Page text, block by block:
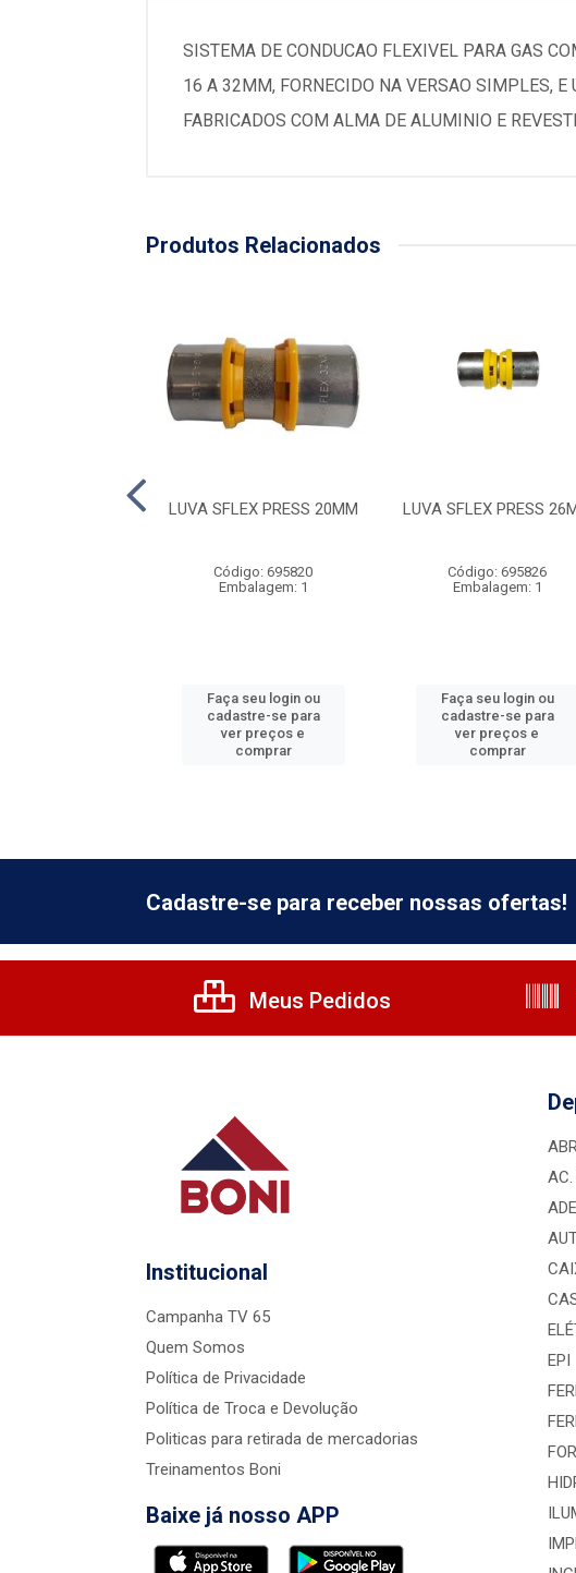
SISTEMA DE CONDUCAO FLEXIVEL PARA GAS
16 A 32MM, FORNECIDO NA VERSAO SIMPLES, E
FABRICADOS COM ALMA DE ALUMINIO E
Produtos Relacionados
LUVA SFLEX PRESS 20MM
Código: 695820
Embalagem: 1
Faça seu login ou
cadastre-se para
ver preços e
comprar
LUVA SFLEX PRESS
Código: 695826
Embalagem: 1
Faça seu login ou
cadastre-se para
ver preços e
comprar
Cadastre-se para receber nossas ofertas!
Meus Pedidos
Institucional
Campanha TV 65
Quem Somos
Política de Privacidade
Política de Troca e Devolução
Politicas para retirada de mercadorias
Treinamentos Boni
Baixe já nosso APP
AC.
EPI